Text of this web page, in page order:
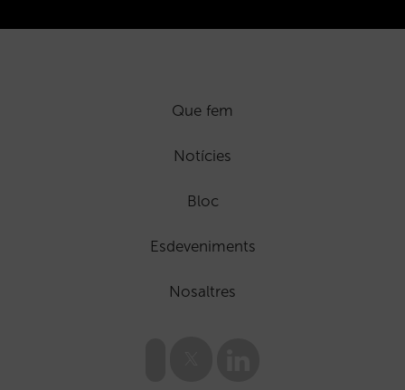
Que fem
Notícies
Bloc
Esdeveniments
Nosaltres